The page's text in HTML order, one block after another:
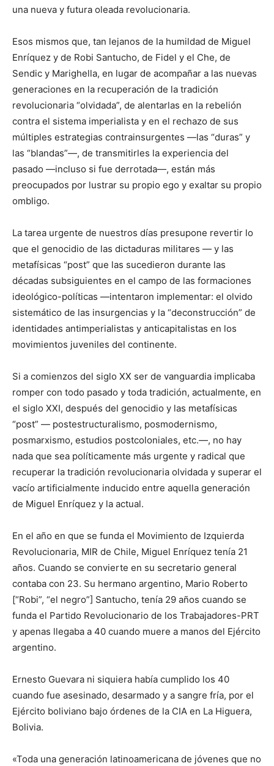
una nueva y futura oleada revolucionaria.
Esos mismos que, tan lejanos de la humildad de Miguel
Enríquez y de Robi Santucho, de Fidel y el Che, de
Sendic y Marighella, en lugar de acompañar a las nuevas
generaciones en la recuperación de la tradición
revolucionaria “olvidada”, de alentarlas en la rebelión
contra el sistema imperialista y en el rechazo de sus
múltiples estrategias contrainsurgentes —las “duras” y
las “blandas”—, de transmitirles la experiencia del
pasado —incluso si fue derrotada—, están más
preocupados por lustrar su propio ego y exaltar su propio
ombligo.
La tarea urgente de nuestros días presupone revertir lo
que el genocidio de las dictaduras militares — y las
metafísicas “post” que las sucedieron durante las
décadas subsiguientes en el campo de las formaciones
ideológico-políticas —intentaron implementar: el olvido
sistemático de las insurgencias y la “deconstrucción” de
identidades antimperialistas y anticapitalistas en los
movimientos juveniles del continente.
Si a comienzos del siglo XX ser de vanguardia implicaba
romper con todo pasado y toda tradición, actualmente, en
el siglo XXI, después del genocidio y las metafísicas
“post” — postestructuralismo, posmodernismo,
posmarxismo, estudios postcoloniales, etc.—, no hay
nada que sea políticamente más urgente y radical que
recuperar la tradición revolucionaria olvidada y superar el
vacío artificialmente inducido entre aquella generación
de Miguel Enríquez y la actual.
En el año en que se funda el Movimiento de Izquierda
Revolucionaria, MIR de Chile, Miguel Enríquez tenía 21
años. Cuando se convierte en su secretario general
contaba con 23. Su hermano argentino, Mario Roberto
[“Robi”, “el negro”] Santucho, tenía 29 años cuando se
funda el Partido Revolucionario de los Trabajadores-PRT
y apenas llegaba a 40 cuando muere a manos del Ejército
argentino.
Ernesto Guevara ni siquiera había cumplido los 40
cuando fue asesinado, desarmado y a sangre fría, por el
Ejército boliviano bajo órdenes de la CIA en La Higuera,
Bolivia.
«Toda una generación latinoamericana de jóvenes que no